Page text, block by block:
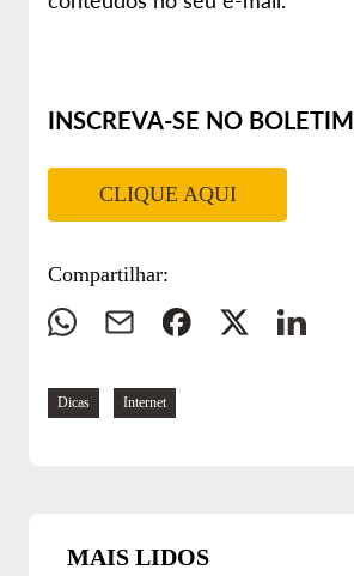
INSCREVA-SE NO BOLETIM
CLIQUE AQUI
Compartilhar:
mail
Navegue
pelas
Dicas Internet
MAIS LIDOS